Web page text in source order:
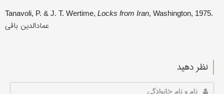
Tanavoli, P. & J. T. Wertime, Locks from Iran, Washington, 1975.
عمادالدین باقی
نظر دهید